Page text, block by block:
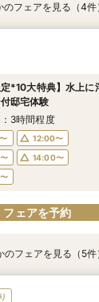
挙式＆会食なら】
フェア
12:00〜
14:00〜
フェアを予約
一緒の結婚式】大切
談会
13:00〜
フェアを予約
定BIG【大阪で人気
作ドレス試着×130万
12:00〜
14:00〜
フェアを予約
もOK】ふたりの不
見積相談
12:00〜
14:00〜
フェアを予約
のフェアを見る（4件
定*10大特典】水上
邸宅体験
3時間程度
12:00〜
14:00〜
フェアを予約
ス体験付き】ドレ
挙式＆会食なら】
一緒の結婚式】大切
定BIG【大阪で人気
もOK】ふたりの不
のフェアを見る（5件